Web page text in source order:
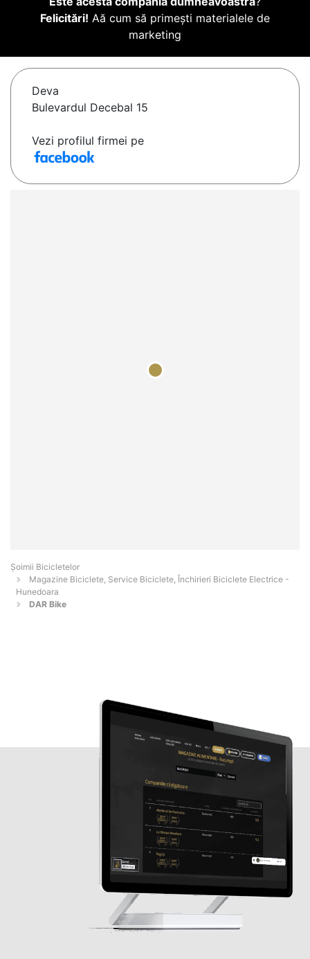
Felicitări! Aă cum să primești materialele de
marketing
Deva
Bulevardul Decebal 15
Vezi profilul firmei pe
Șoimii Bicicletelor
Magazine Biciclete, Service Biciclete, Închirieri Biciclete Electrice -
Hunedoara
DAR Bike